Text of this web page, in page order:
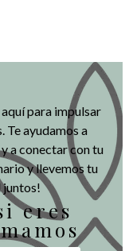
para impulsar
Te ayudamos a
a conectar con tu
y llevemos tu
juntos!
eres